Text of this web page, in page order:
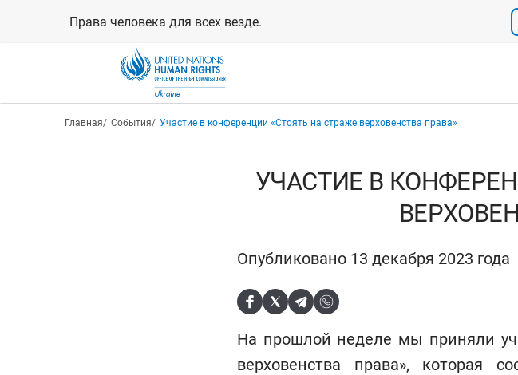
Права человека для всех везде.
Строка навигации
Главная События Участие в конференции «Стоять на страже верховенства права»
УЧАСТИЕ В
Опубликовано 13 декабря 2023 года
На прошлой неделе мы приняли
верховенства права», которая